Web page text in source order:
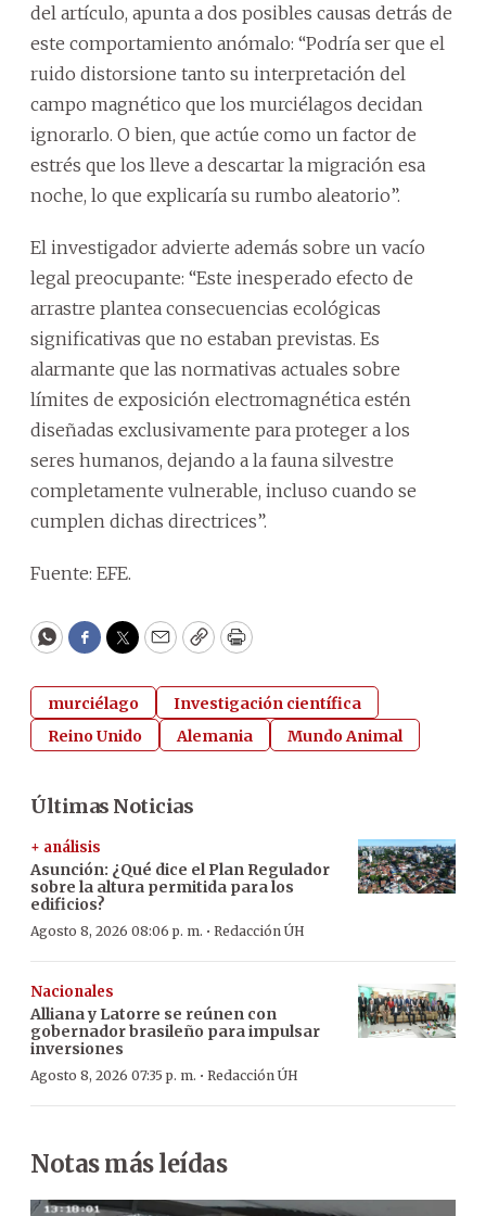
del artículo, apunta a dos posibles causas detrás de
este comportamiento anómalo: “Podría ser que el
ruido distorsione tanto su interpretación del
campo magnético que los murciélagos decidan
ignorarlo. O bien, que actúe como un factor de
estrés que los lleve a descartar la migración esa
noche, lo que explicaría su rumbo aleatorio”.
El investigador advierte además sobre un vacío
legal preocupante: “Este inesperado efecto de
arrastre plantea consecuencias ecológicas
significativas que no estaban previstas. Es
alarmante que las normativas actuales sobre
límites de exposición electromagnética estén
diseñadas exclusivamente para proteger a los
seres humanos, dejando a la fauna silvestre
completamente vulnerable, incluso cuando se
cumplen dichas directrices”.
Fuente: EFE.
WhatsApp
Facebook
Twitter
EmailCopyPrint
murciélago
Investigación científica
Reino Unido
Alemania Mundo Animal
Últimas Noticias
+ análisis
Asunción: ¿Qué dice el Plan Regulador
sobre la altura permitida para los
edificios?
Agosto 8, 2026 08:06 p. m. · Redacción ÚH
Nacionales
Alliana y Latorre se reúnen con
gobernador brasileño para impulsar
inversiones
Agosto 8, 2026 07:35 p. m. · Redacción ÚH
Notas más leídas